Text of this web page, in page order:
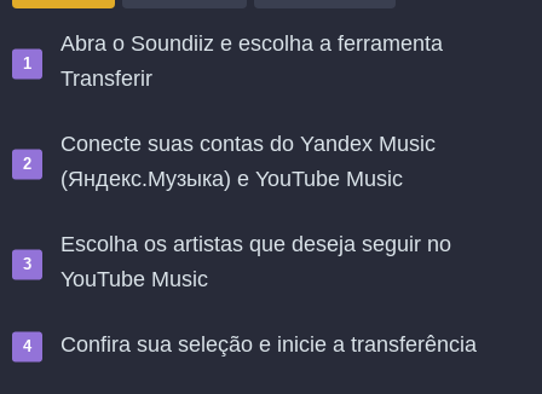
Abra o Soundiiz e escolha a ferramenta
Transferir
Conecte suas contas do Yandex Music
(Яндекс.Музыка) e YouTube Music
Escolha os artistas que deseja seguir no
YouTube Music
Confira sua seleção e inicie a transferência